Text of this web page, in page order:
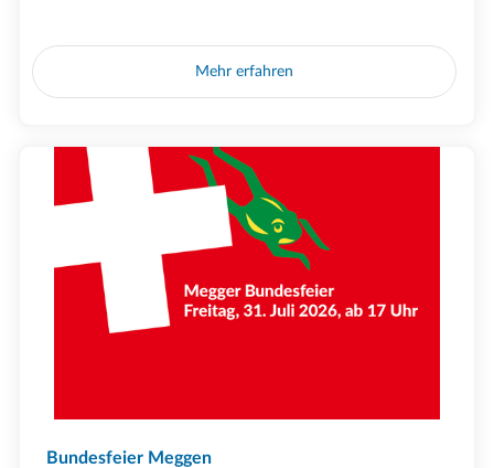
Mehr erfahren
Bundesfeier Meggen